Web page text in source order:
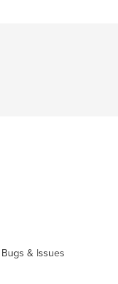
& Issues